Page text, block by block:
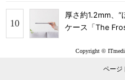
厚さ約1.2mm、
ケース「The
Copyright ©
ページ